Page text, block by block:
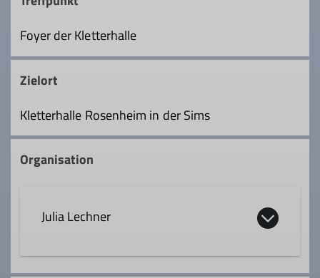
Foyer der Kletterhalle
Zielort
Kletterhalle Rosenheim in der Sims
Organisation
Julia Lechner
alpenverein@dav-rosenheim.de